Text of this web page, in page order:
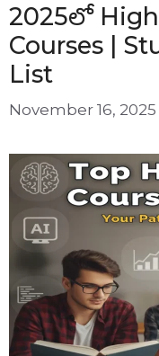
2025లో High
Courses |
List
November 16, 2025